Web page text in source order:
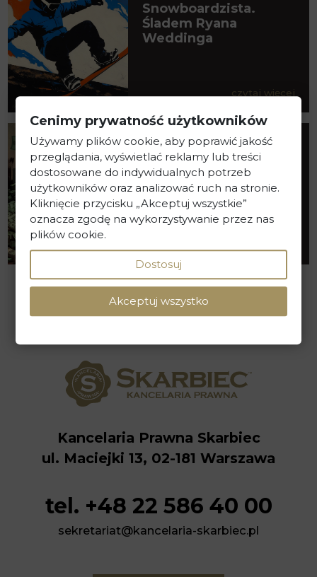
Snowboardzista.
Śladem Ryana
Weddinga
czytaj więcej
2025-12-26
Dematerializacja akcji
– wydłużenie mocy
dowodowej...
ZOBACZ WIĘCEJ PUBLIKACJI
Kancelaria Prawna Skarbiec
ul. Maciejki 13, 02-181 Warszawa
tel. +48 22 586 40 00
sekretariat@kancelaria-skarbiec.pl
Cenimy prywatność użytkowników
Używamy plików cookie, aby poprawić jakość
przeglądania, wyświetlać reklamy lub treści
dostosowane do indywidualnych potrzeb
użytkowników oraz analizować ruch na stronie.
Kliknięcie przycisku „Akceptuj wszystkie”
oznacza zgodę na wykorzystywanie przez nas
plików cookie.
Dostosuj
Akceptuj wszystko